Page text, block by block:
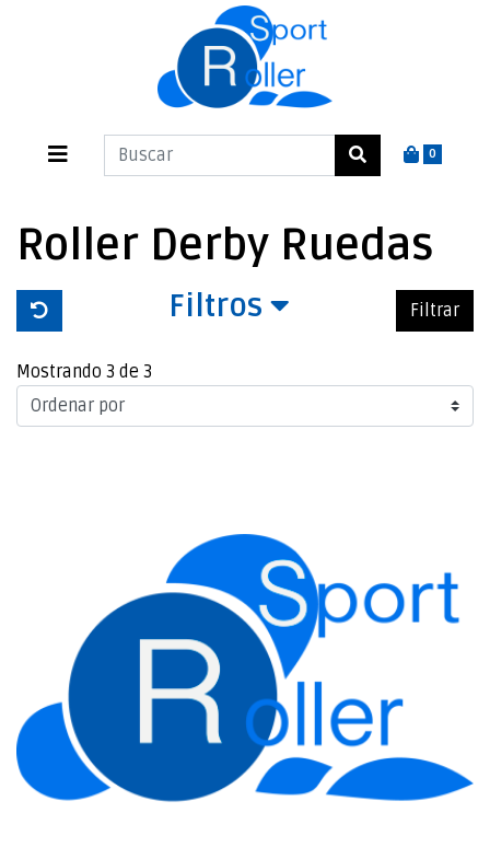
0
Roller Derby Ruedas
Filtros Filtrar
Mostrando 3 de 3